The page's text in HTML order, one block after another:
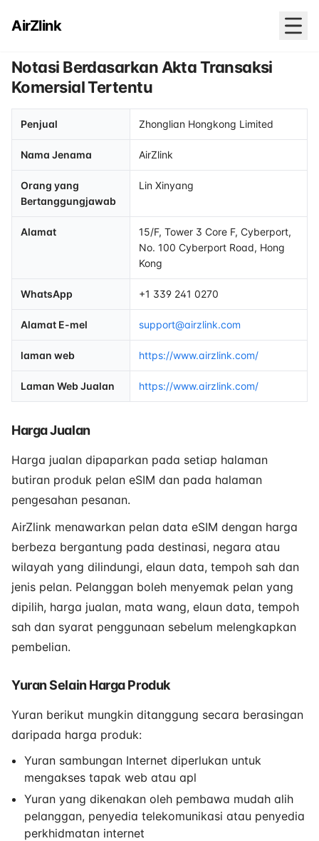
AirZlink
Notasi Berdasarkan Akta Transaksi
Komersial Tertentu
Penjual Zhonglian Hongkong Limited
Nama Jenama AirZlink
Orang yang
Bertanggungjawab
Lin Xinyang
Alamat
15/F, Tower 3 Core F, Cyberport,
No. 100 Cyberport Road, Hong
Kong
WhatsApp +1 339 241 0270
Alamat E-mel support@airzlink.com
laman web https://www.airzlink.com/
Laman Web Jualan https://www.airzlink.com/
Harga Jualan
Harga jualan dipaparkan pada setiap halaman
butiran produk pelan eSIM dan pada halaman
pengesahan pesanan.
AirZlink menawarkan pelan data eSIM dengan harga
berbeza bergantung pada destinasi, negara atau
wilayah yang dilindungi, elaun data, tempoh sah dan
jenis pelan. Pelanggan boleh menyemak pelan yang
dipilih, harga jualan, mata wang, elaun data, tempoh
sah dan syarat penggunaan sebelum melengkapkan
pembelian.
Yuran Selain Harga Produk
Yuran berikut mungkin ditanggung secara berasingan
daripada harga produk:
Yuran sambungan Internet diperlukan untuk
mengakses tapak web atau apl
Yuran yang dikenakan oleh pembawa mudah alih
pelanggan, penyedia telekomunikasi atau penyedia
perkhidmatan internet